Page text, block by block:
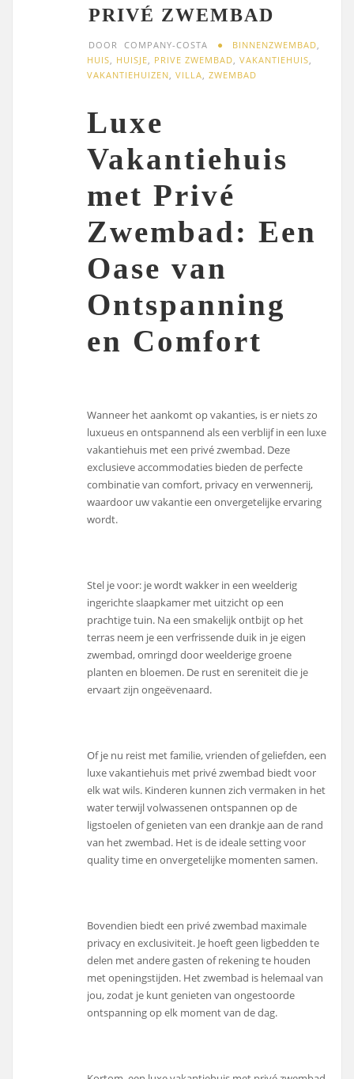
PRIVÉ ZWEMBAD
DOOR COMPANY-COSTA BINNENZWEMBAD
HUIS
HUISJE PRIVE ZWEMBAD ,VAKANTIEHUIS
VAKANTIEHUIZEN ,VILLA ,ZWEMBAD
Luxe
Vakantiehuis
met Privé
Zwembad: Een
Oase van
Ontspanning
en Comfort
Wanneer het aankomt op vakanties, is er niets zo
luxueus en ontspannend als een verblijf in een luxe
vakantiehuis met een privé zwembad. Deze
exclusieve accommodaties bieden de perfecte
combinatie van comfort, privacy en verwennerij,
waardoor uw vakantie een onvergetelijke ervaring
wordt.
Stel je voor: je wordt wakker in een weelderig
ingerichte slaapkamer met uitzicht op een
prachtige tuin. Na een smakelijk ontbijt op het
terras neem je een verfrissende duik in je eigen
zwembad, omringd door weelderige groene
planten en bloemen. De rust en sereniteit die je
ervaart zijn ongeëvenaard.
Of je nu reist met familie, vrienden of geliefden, een
luxe vakantiehuis met privé zwembad biedt voor
elk wat wils. Kinderen kunnen zich vermaken in het
water terwijl volwassenen ontspannen op de
ligstoelen of genieten van een drankje aan de rand
van het zwembad. Het is de ideale setting voor
quality time en onvergetelijke momenten samen.
Bovendien biedt een privé zwembad maximale
privacy en exclusiviteit. Je hoeft geen ligbedden te
delen met andere gasten of rekening te houden
met openingstijden. Het zwembad is helemaal van
jou, zodat je kunt genieten van ongestoorde
ontspanning op elk moment van de dag.